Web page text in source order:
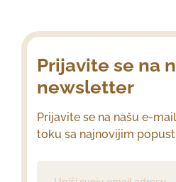
Prijavite se na
newsletter
Prijavite se na našu e-
toku sa najnovijim